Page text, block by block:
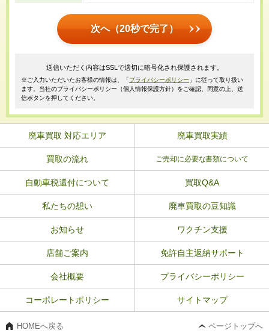
次へ（20秒で完了）
送信いただく内容はSSLで適切に暗号化され保護されます。
※ご入力いただいたお客様の情報は、「プライバシーポリシー 」に従って取り扱い
ます。当社のプライバシーポリシー（個人情報保護方針）をご確認、同意の上、送
信ボタンを押してください。
廃車買取 対応エリア 廃車買取実績
買取の流れ ご売却に必要な書類について
自動車税還付について 買取Q&A
私たちの想い 廃車買取の豆知識
お知らせ ワクチン支援
店舗ご案内 免許自主返納サポート
会社概要 プライバシーポリシー
コーポレートポリシー サイトマップ
HOMEへ戻る ページトップへ